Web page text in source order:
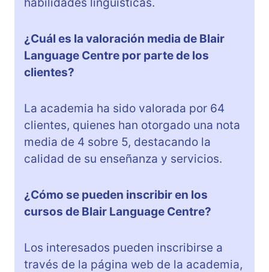
¿Cuál es la valoración media de Blair
Language Centre por parte de los
clientes?
La academia ha sido valorada por 64
clientes, quienes han otorgado una nota
media de 4 sobre 5, destacando la
calidad de su enseñanza y servicios.
¿Cómo se pueden inscribir en los
cursos de Blair Language Centre?
Los interesados pueden inscribirse a
través de la página web de la academia,